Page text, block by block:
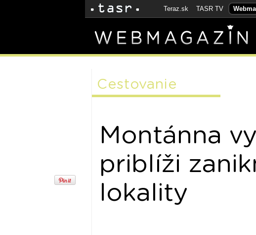
Teraz.sk TASR TV
Cestovanie
Montánna
priblíži
lokality